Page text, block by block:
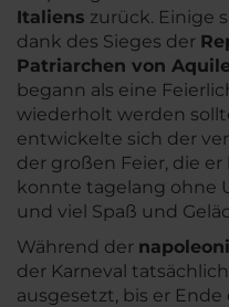
Italiens zurück. Einige
dank des Sieges der
Patriarchen von
begann als eine
wiederholt werden
entwickelte sich der
der großen Feier, die
konnte tagelang ohne
und viel Spaß und
Während der
der Karneval
ausgesetzt, bis er